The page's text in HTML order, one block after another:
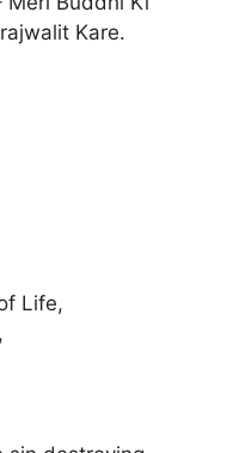
Kare.
Life,